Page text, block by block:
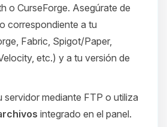
o CurseForge. Asegúrate de
correspondiente a tu
Fabric, Spigot/Paper,
etc.) y a tu versión de
servidor mediante FTP o utiliza
integrado en el panel.